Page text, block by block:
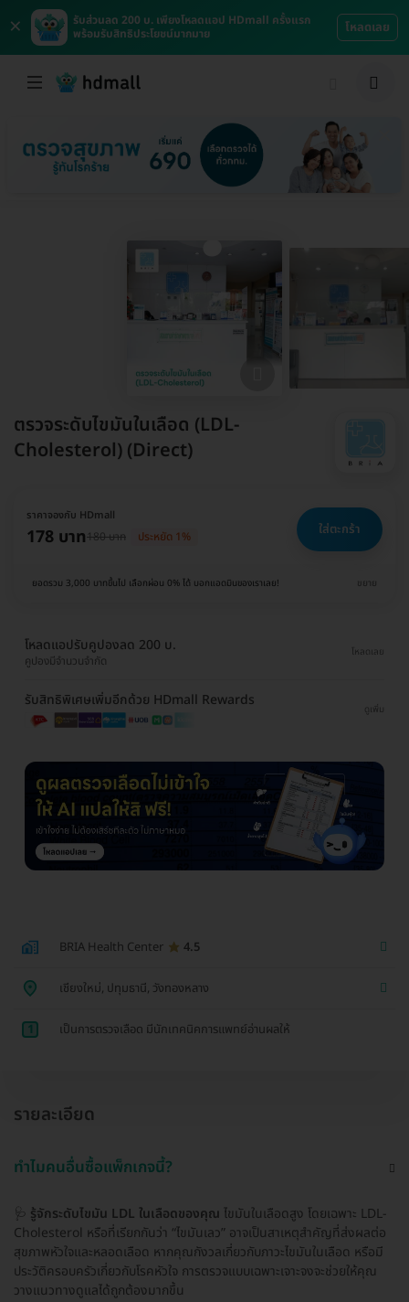
×
รับส่วนลด 200 บ. เพียงโหลดแอป HDmall ครั้งแรก
พร้อมรับสิทธิประโยชน์มากมาย
โหลดเลย
ตรวจระดับไขมันในเลือด (LDL-
Cholesterol) (Direct)
ราคาจองกับ HDmall
178 บาท180 บาท ประหยัด 1% ใส่ตะกร้า
ยอดรวม 3,000 บาทขึ้นไป เลือกผ่อน 0% ได้ บอกแอดมินของเราเลย! ขยาย
โหลดแอปรับคูปองลด 200 บ.
คูปองมีจำนวนจำกัด
โหลดเลย
รับสิทธิพิเศษเพิ่มอีกด้วย HDmall Rewards
ดูเพิ่ม
BRIA Health Center 4.5
เชียงใหม่, ปทุมธานี, วังทองหลาง
1 เป็นการตรวจเลือด มีนักเทคนิคการแพทย์อ่านผลให้
รายละเอียด
ทำไมคนอื่นซื้อแพ็กเกจนี้?
🩺 รู้จักระดับไขมัน LDL ในเลือดของคุณ ไขมันในเลือดสูง โดยเฉพาะ LDL-
Cholesterol หรือที่เรียกกันว่า “ไขมันเลว” อาจเป็นสาเหตุสำคัญที่ส่งผลต่อ
สุขภาพหัวใจและหลอดเลือด หากคุณกังวลเกี่ยวกับภาวะไขมันในเลือด หรือมี
ประวัติครอบครัวเกี่ยวกับโรคหัวใจ การตรวจแบบเฉพาะเจาะจงจะช่วยให้คุณ
วางแนวทางดูแลได้ถูกต้องมากขึ้น